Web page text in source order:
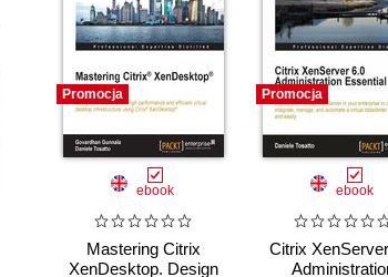
Promocja
ebook
Mastering Citrix
XenDesktop. Design
Promocja
ebook
Citrix